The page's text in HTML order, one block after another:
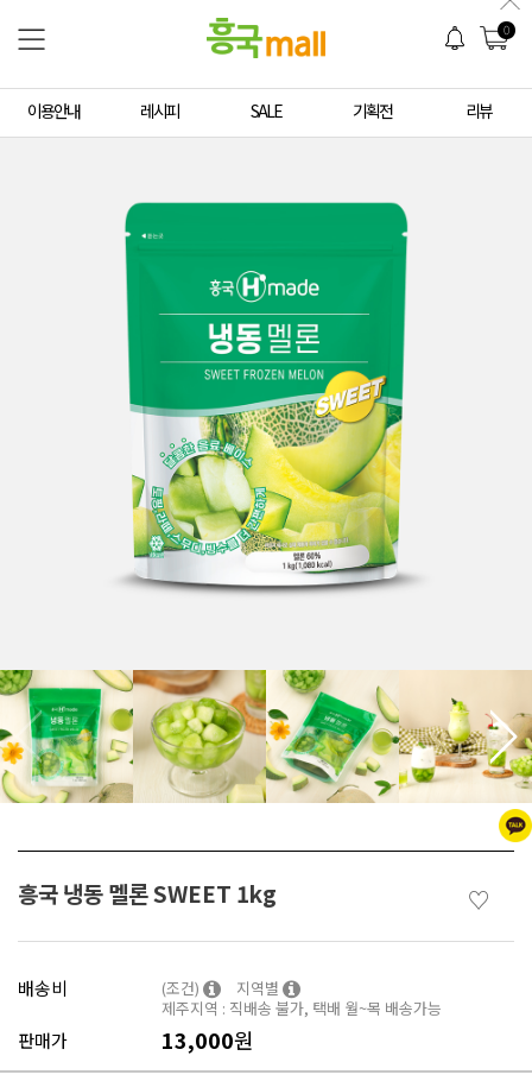
0
이용안내 레시피 SALE 기획전 리뷰
흥국 냉동 멜론 SWEET 1kg ♡
배송비 (조건)
지역별
제주지역 : 직배송 불가, 택배 월~목 배송가능
판매가 13,000원